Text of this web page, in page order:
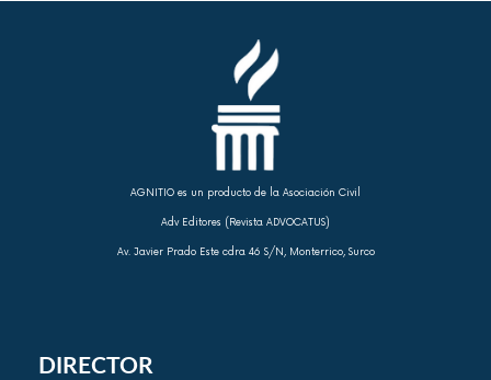
AGNITIO es un producto de la Asociación Civil
Adv Editores (Revista ADVOCATUS)
Av. Javier Prado Este cdra 46 S/N, Monterrico, Surco
DIRECTOR